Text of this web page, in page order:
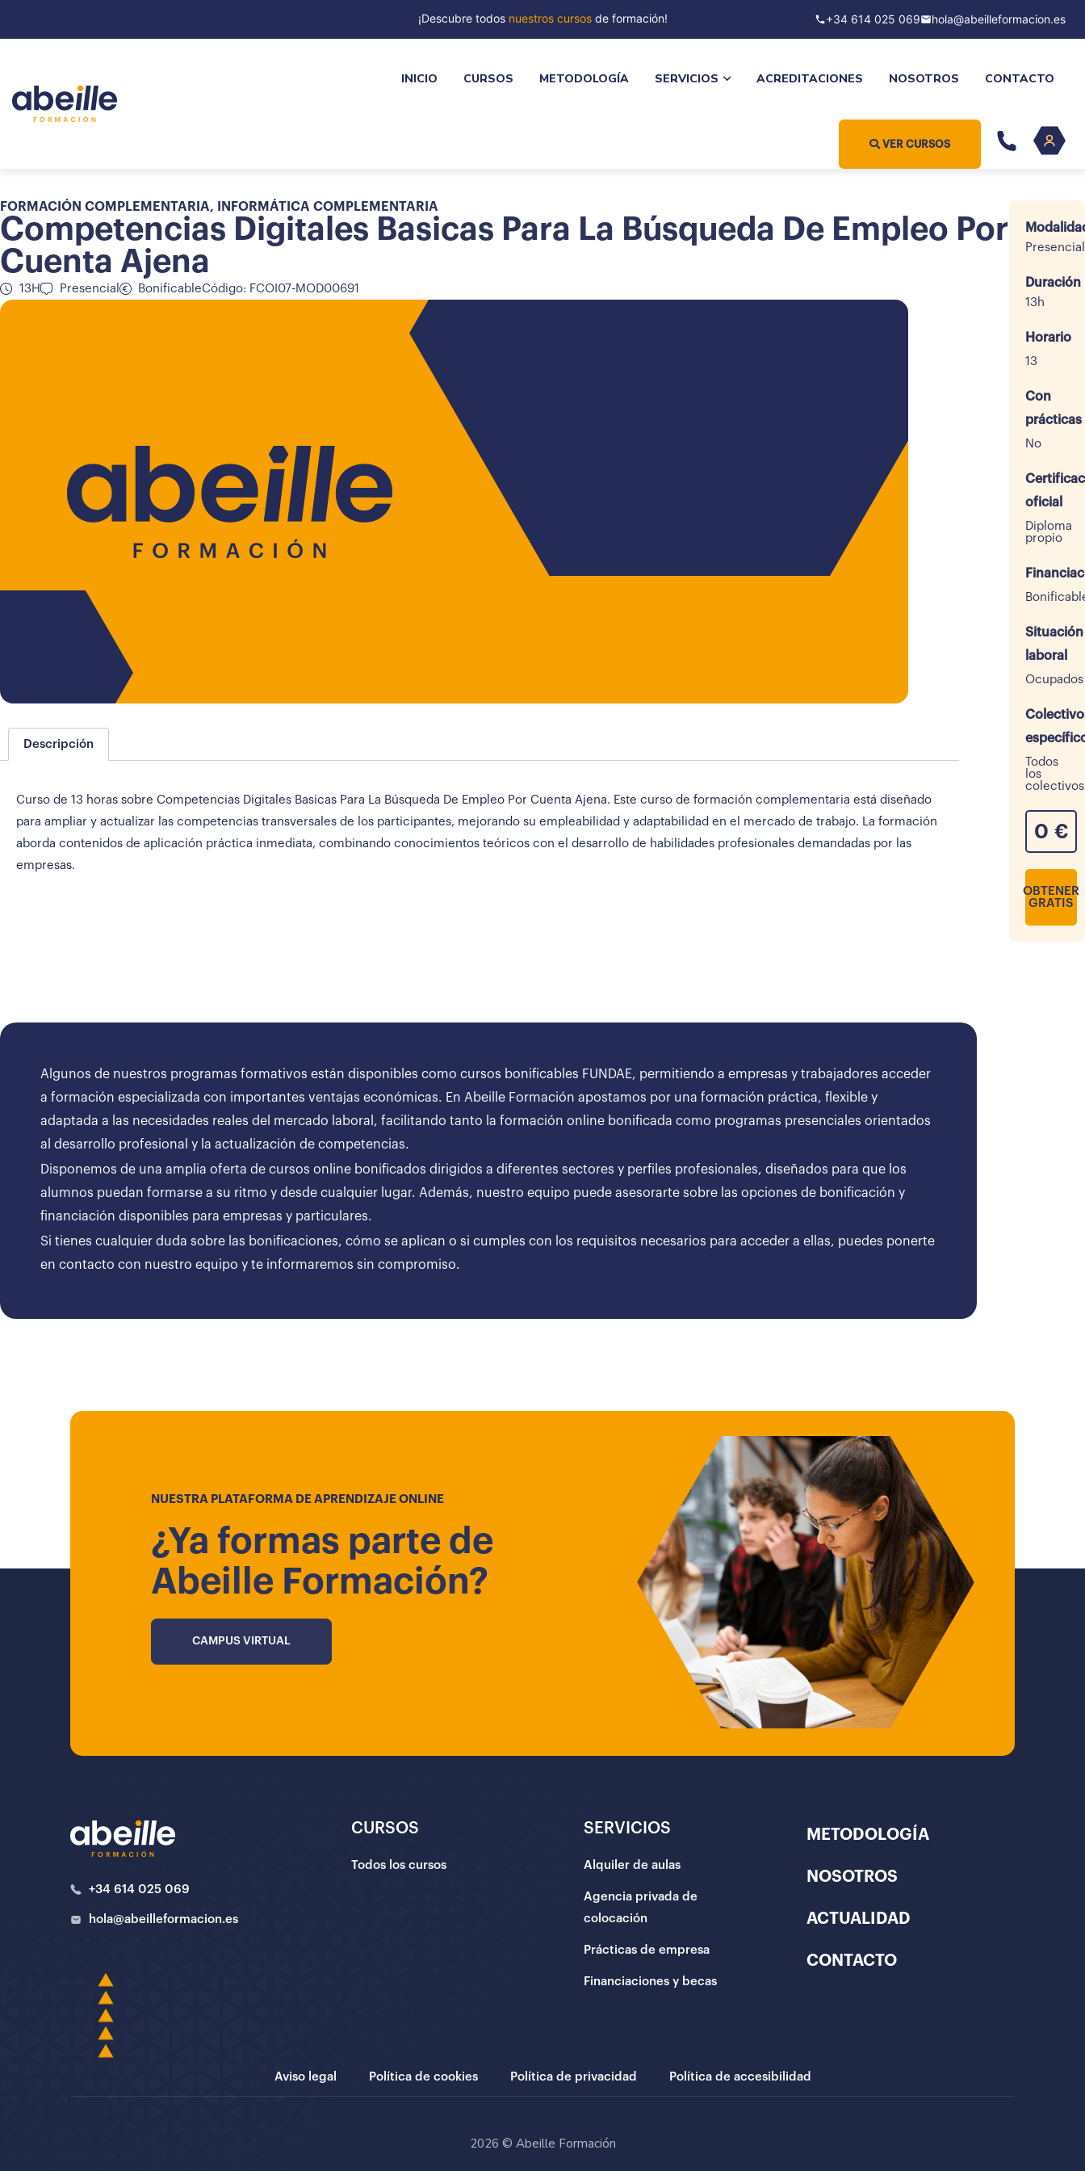
¡Descubre todos nuestros cursosde formación! +34 614 025 069 hola@abeilleformacion.es
INICIO CURSOS METODOLOGÍA SERVICIOS ACREDITACIONES NOSOTROS CONTACTO
VER CURSOS
FORMACIÓN COMPLEMENTARIA, INFORMÁTICA COMPLEMENTARIA
Competencias Digitales Basicas Para La Búsqueda De Empleo Por
Cuenta Ajena
13H Presencial BonificableCódigo: FCOI07-MOD00691
Descripción
Curso de 13 horas sobre Competencias Digitales Basicas Para La Búsqueda De Empleo Por Cuenta Ajena. Este curso de formación complementaria está diseñado
para ampliar y actualizar las competencias transversales de los participantes, mejorando su empleabilidad y adaptabilidad en el mercado de trabajo. La formación
aborda contenidos de aplicación práctica inmediata, combinando conocimientos teóricos con el desarrollo de habilidades profesionales demandadas por las
empresas.
Presencial
Duración
13h
Horario
13
Con
prácticas
No
oficial
Diploma
propio
Situación
laboral
Ocupados
Todos
los
colectivos
0 €
OBTENER
GRATIS
Algunos de nuestros programas formativos están disponibles como cursos bonificables FUNDAE, permitiendo a empresas y trabajadores acceder
a formación especializada con importantes ventajas económicas. En Abeille Formación apostamos por una formación práctica, flexible y
adaptada a las necesidades reales del mercado laboral, facilitando tanto la formación online bonificada como programas presenciales orientados
al desarrollo profesional y la actualización de competencias.
Disponemos de una amplia oferta de cursos online bonificados dirigidos a diferentes sectores y perfiles profesionales, diseñados para que los
alumnos puedan formarse a su ritmo y desde cualquier lugar. Además, nuestro equipo puede asesorarte sobre las opciones de bonificación y
financiación disponibles para empresas y particulares.
Si tienes cualquier duda sobre las bonificaciones, cómo se aplican o si cumples con los requisitos necesarios para acceder a ellas, puedes ponerte
en contacto con nuestro equipo y te informaremos sin compromiso.
NUESTRA PLATAFORMA DE APRENDIZAJE ONLINE
¿Ya formas parte de
Abeille Formación?
CAMPUS VIRTUAL
+34 614 025 069
hola@abeilleformacion.es
CURSOS
Todos los cursos
SERVICIOS
Alquiler de aulas
Agencia privada de
colocación
Prácticas de empresa
Financiaciones y becas
METODOLOGÍA
NOSOTROS
ACTUALIDAD
CONTACTO
Aviso legal Política de cookies Política de privacidad Política de accesibilidad
2026 © Abeille Formación